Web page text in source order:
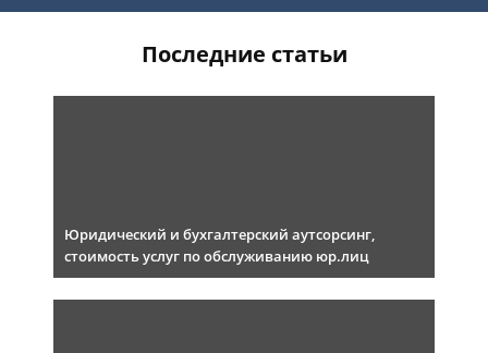
Последние статьи
Юридический и бухгалтерский аутсорсинг,
стоимость услуг по обслуживанию юр.лиц